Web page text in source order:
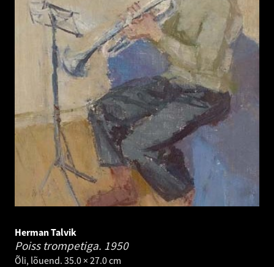
Herman Talvik
Poiss trompetiga. 1950
Õli, lõuend. 35.0 × 27.0 cm